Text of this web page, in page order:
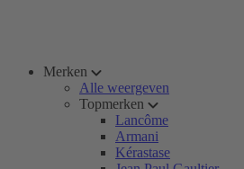
Merken
Alle weergeven
Topmerken
Lancôme
Armani
Kérastase